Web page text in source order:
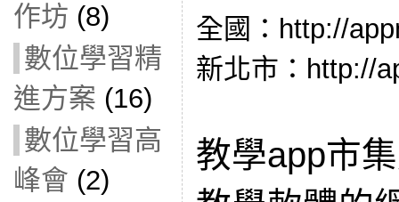
作坊 (8)
數位學習精
進方案 (16)
數位學習高
峰會 (2)
全國：http://
新北市：http://
教學app市